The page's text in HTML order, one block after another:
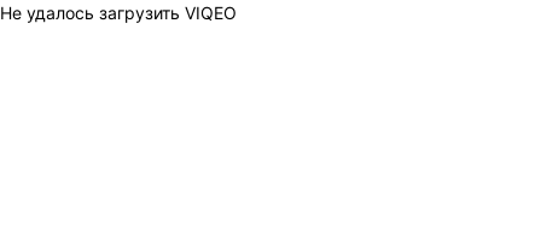
Не удалось загрузить VIQEO